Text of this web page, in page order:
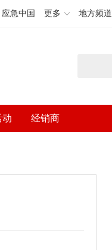
应急中国 更多 地方频道
动 经销商